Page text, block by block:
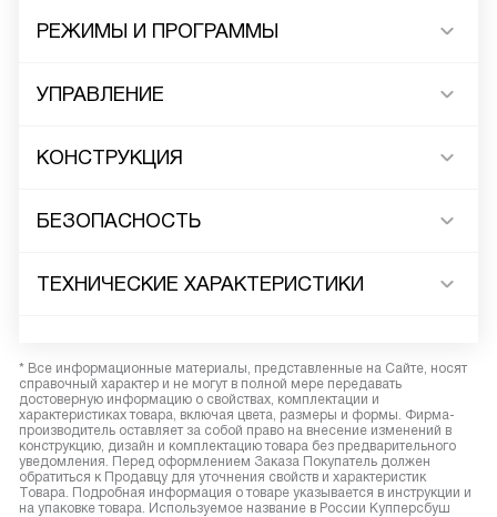
РЕЖИМЫ И ПРОГРАММЫ
УПРАВЛЕНИЕ
КОНСТРУКЦИЯ
БЕЗОПАСНОСТЬ
ТЕХНИЧЕСКИЕ ХАРАКТЕРИСТИКИ
* Все информационные материалы, представленные на Сайте, носят
справочный характер и не могут в полной мере передавать
достоверную информацию о свойствах, комплектации и
характеристиках товара, включая цвета, размеры и формы. Фирма-
производитель оставляет за собой право на внесение изменений в
конструкцию, дизайн и комплектацию товара без предварительного
уведомления. Перед оформлением Заказа Покупатель должен
обратиться к Продавцу для уточнения свойств и характеристик
Товара. Подробная информация о товаре указывается в инструкции и
на упаковке товара. Используемое название в России Купперсбуш